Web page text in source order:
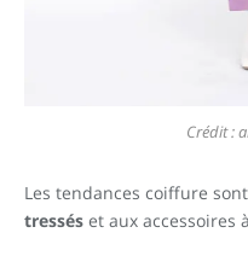
Crédit :
Les tendances coiffure
tressés et aux accessoires